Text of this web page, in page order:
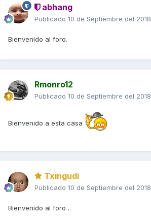
abhang
Publicado 10 de Septiembre del 2018
Bienvenido al foro.
Rmonro12
Publicado 10 de Septiembre del 2018
Bienvenido a esta casa
Txingudi
Publicado 10 de Septiembre del 2018
Bienvenido al foro ..